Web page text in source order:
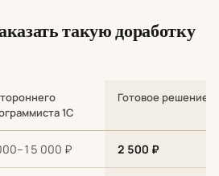
такую доработку
1С
Готовое решение
000 ₽ 2 500 ₽